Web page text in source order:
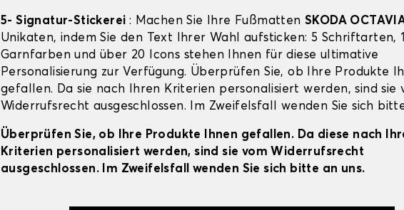
5- Signatur-Stickerei : Machen Sie Ihre FußmattenSKODA
Unikaten, indem Sie den Text Ihrer Wahl aufsticken: 5 Schriftarten,
Garnfarben und über 20 Icons stehen Ihnen für diese ultimative
Personalisierung zur Verfügung. Überprüfen Sie, ob Ihre Produkte
gefallen. Da sie nach Ihren Kriterien personalisiert werden, sind sie
Widerrufsrecht ausgeschlossen. Im Zweifelsfall wenden Sie sich
Überprüfen Sie, ob Ihre Produkte Ihnen gefallen. Da diese nach
Kriterien personalisiert werden, sind sie vom Widerrufsrecht
ausgeschlossen. Im Zweifelsfall wenden Sie sich bitte an uns.